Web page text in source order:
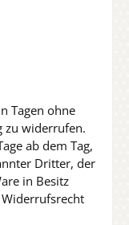
Tagen ohne
zu widerrufen.
ab dem Tag,
Dritter, der
in Besitz